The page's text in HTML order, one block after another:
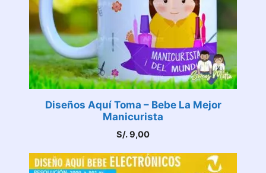
Diseños Aquí Toma – Bebe La Mejor
Manicurista
S/.9,00